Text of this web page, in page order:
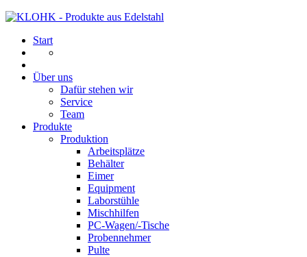
Start
Über uns
Dafür stehen wir
Service
Team
Produkte
Produktion
Arbeitsplätze
Behälter
Eimer
Equipment
Laborstühle
Mischhilfen
PC-Wagen/-Tische
Probennehmer
Pulte